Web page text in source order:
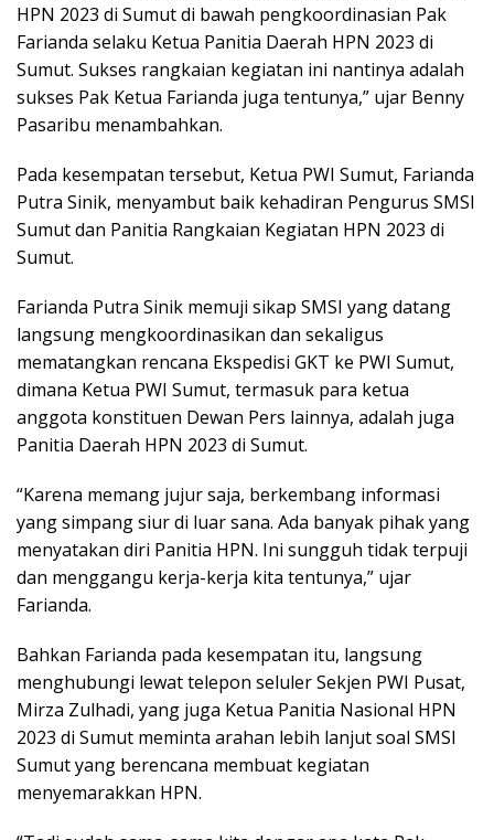
HPN 2023 di Sumut di bawah pengkoordinasian Pak
Farianda selaku Ketua Panitia Daerah HPN 2023 di
Sumut. Sukses rangkaian kegiatan ini nantinya adalah
sukses Pak Ketua Farianda juga tentunya,” ujar Benny
Pasaribu menambahkan.
Pada kesempatan tersebut, Ketua PWI Sumut, Farianda
Putra Sinik, menyambut baik kehadiran Pengurus SMSI
Sumut dan Panitia Rangkaian Kegiatan HPN 2023 di
Sumut.
Farianda Putra Sinik memuji sikap SMSI yang datang
langsung mengkoordinasikan dan sekaligus
mematangkan rencana Ekspedisi GKT ke PWI Sumut,
dimana Ketua PWI Sumut, termasuk para ketua
anggota konstituen Dewan Pers lainnya, adalah juga
Panitia Daerah HPN 2023 di Sumut.
“Karena memang jujur saja, berkembang informasi
yang simpang siur di luar sana. Ada banyak pihak yang
menyatakan diri Panitia HPN. Ini sungguh tidak terpuji
dan menggangu kerja-kerja kita tentunya,” ujar
Farianda.
Bahkan Farianda pada kesempatan itu, langsung
menghubungi lewat telepon seluler Sekjen PWI Pusat,
Mirza Zulhadi, yang juga Ketua Panitia Nasional HPN
2023 di Sumut meminta arahan lebih lanjut soal SMSI
Sumut yang berencana membuat kegiatan
menyemarakkan HPN.